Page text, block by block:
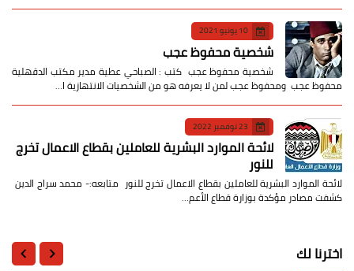
10 يونيو 2021
شخصية محفوظ عجب
شخصية محفوظ عجب كتب : الصباحي عطية مدير مكتب الدقهلية
محفوظ عجب ومحفوظ عجب لمن لا يعرفه هو من الشخصيات الانتهازية ا…
23 نوفمبر 2022
لائحة الموارد البشرية للعاملين بقطاع الاعمال تخرج
للنور
لائحة الموارد البشرية للعاملين بقطاع الاعمال تخرج للنور متابعه:- محمد سراج الدين
كشفت مصادر مؤكدة بوزارة قطاع الأعم…
اخترنا لك